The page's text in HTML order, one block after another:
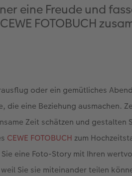
eine Freude und
FOTOBUCH
oder ein gemütliches
eine Beziehung ausmachen.
Zeit schätzen und gestalten
CEWE FOTOBUCH zum
eine Foto-Story mit Ihren
Sie sie miteinander teilen